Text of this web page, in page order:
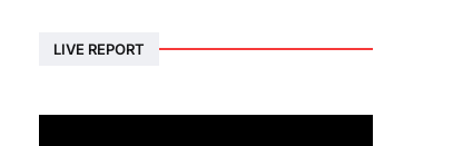
LIVE REPORT